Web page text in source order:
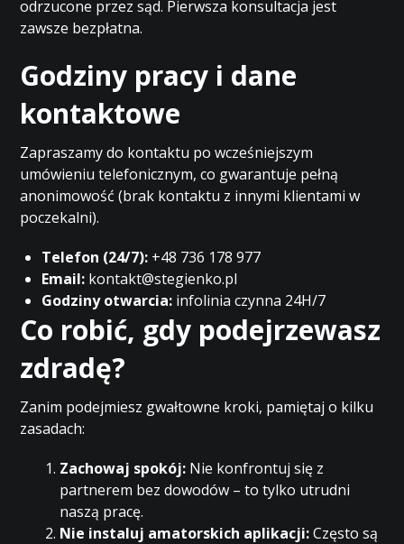
odrzucone przez sąd. Pierwsza konsultacja jest
zawsze bezpłatna.
Godziny pracy i dane
kontaktowe
Zapraszamy do kontaktu po wcześniejszym
umówieniu telefonicznym, co gwarantuje pełną
anonimowość (brak kontaktu z innymi klientami w
poczekalni).
Telefon (24/7): +48 736 178 977
Email: kontakt@stegienko.pl
Godziny otwarcia: infolinia czynna 24H/7
Co robić, gdy podejrzewasz
zdradę?
Zanim podejmiesz gwałtowne kroki, pamiętaj o kilku
zasadach:
Zachowaj spokój: Nie konfrontuj się z
partnerem bez dowodów – to tylko utrudni
naszą pracę.
Nie instaluj amatorskich aplikacji:Często są